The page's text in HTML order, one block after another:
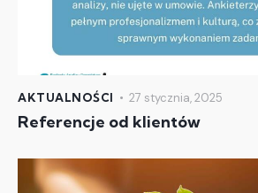
AKTUALNOŚCI 27 stycznia, 2025
Referencje od klientów